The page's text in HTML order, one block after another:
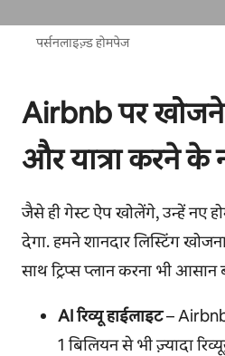
पर्सनलाइज़्ड होमपेज
Airbnb पर
और यात्रा करने के
जैसे ही गेस्ट ऐप खोलेंगे, उन्हें नए
देगा. हमने शानदार लिस्टिंग
साथ ट्रिप्स प्लान करना भी आसान
AI रिव्यू हाईलाइट–
1 बिलियन से भी ज़्यादा